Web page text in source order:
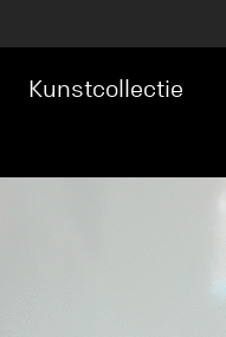
Kunstcollectie